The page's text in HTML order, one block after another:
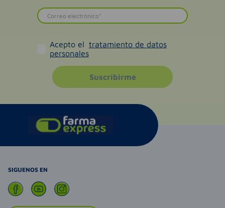
Acepto el tratamiento de datos
personales
Suscribirme
SIGUENOS EN